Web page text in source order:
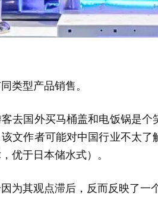
类型产品销售。
去国外买马桶盖和电饭锅是
文作者可能对中国行业不太
优于日本储水式）。
为其观点滞后， 反而反映了一